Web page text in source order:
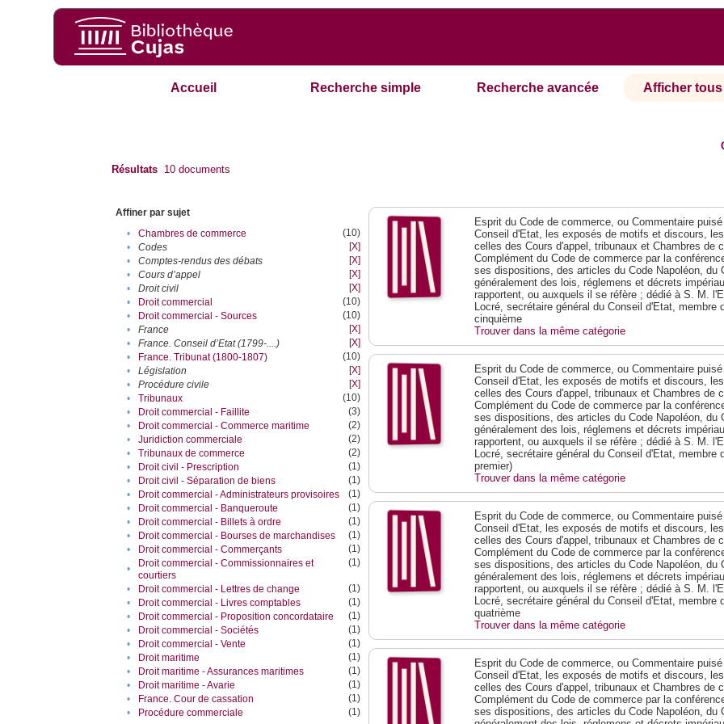
Accueil Recherche simple Recherche avancée Afficher
Résultats 10 documents
Affiner par sujet
•
Chambres de commerce
(10)
•
Codes
[X]
•
Comptes-rendus des débats
[X]
•
Cours d’appel
[X]
•
Droit civil
[X]
•
Droit commercial
(10)
•
Droit commercial - Sources
(10)
•
France
[X]
•
France. Conseil d’Etat (1799-....)
[X]
•
France. Tribunat (1800-1807)
(10)
•
Législation
[X]
•
Procédure civile
[X]
•
Tribunaux
(10)
•
Droit commercial - Faillite
(3)
•
Droit commercial - Commerce maritime
(2)
•
Juridiction commerciale
(2)
•
Tribunaux de commerce
(2)
•
Droit civil - Prescription
(1)
•
Droit civil - Séparation de biens
(1)
•
Droit commercial - Administrateurs provisoires
(1)
•
Droit commercial - Banqueroute
(1)
•
Droit commercial - Billets à ordre
(1)
•
Droit commercial - Bourses de marchandises
(1)
•
Droit commercial - Commerçants
(1)
•
Droit commercial - Commissionnaires et
courtiers
(1)
• Droit commercial - Lettres de change
(1)
•
Droit commercial - Livres comptables
(1)
•
Droit commercial - Proposition concordataire
(1)
•
Droit commercial - Sociétés
(1)
•
Droit commercial - Vente
(1)
•
Droit maritime
(1)
•
Droit maritime - Assurances maritimes
(1)
•
Droit maritime - Avarie
(1)
•
France. Cour de cassation
(1)
•
Procédure commerciale (1)
Esprit du Code de commerce, ou Commentaire
Conseil d'Etat, les exposés de motifs et discours,
celles des Cours d'appel, tribunaux et Chambres de
Complément du Code de commerce par la
ses dispositions, des articles du Code Napoléon, du
généralement des lois, réglemens et décrets
rapportent, ou auxquels il se réfère ; dédié à S. M.
Locré, secrétaire général du Conseil d'Etat, membre
cinquième
Trouver dans la même catégorie
Esprit du Code de commerce, ou Commentaire
Conseil d'Etat, les exposés de motifs et discours,
celles des Cours d'appel, tribunaux et Chambres de
Complément du Code de commerce par la
ses dispositions, des articles du Code Napoléon, du
généralement des lois, réglemens et décrets
rapportent, ou auxquels il se réfère ; dédié à S. M.
Locré, secrétaire général du Conseil d'Etat, membre
premier)
Trouver dans la même catégorie
Esprit du Code de commerce, ou Commentaire
Conseil d'Etat, les exposés de motifs et discours,
celles des Cours d'appel, tribunaux et Chambres de
Complément du Code de commerce par la
ses dispositions, des articles du Code Napoléon, du
généralement des lois, réglemens et décrets
rapportent, ou auxquels il se réfère ; dédié à S. M.
Locré, secrétaire général du Conseil d'Etat, membre
quatrième
Trouver dans la même catégorie
Esprit du Code de commerce, ou Commentaire
Conseil d'Etat, les exposés de motifs et discours,
celles des Cours d'appel, tribunaux et Chambres de
Complément du Code de commerce par la
ses dispositions, des articles du Code Napoléon, du